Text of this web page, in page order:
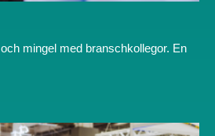
mingel med branschkollegor. En